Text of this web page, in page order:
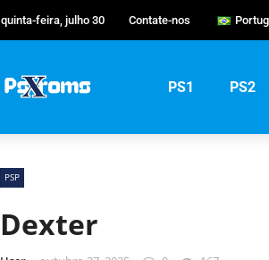
quinta-feira, julho 30 Contate-nos
PS1 PS2
PSP
Dexter